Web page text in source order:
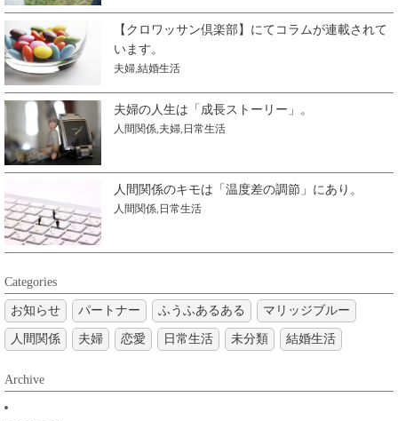
【クロワッサン倶楽部】にてコラムが連載されて
います。
夫婦,結婚生活
夫婦の人生は「成長ストーリー」。
人間関係,夫婦, 日常生活
人間関係のキモは「温度差の調節」にあり。
人間関係, 日常生活
Categories
お知らせ パートナー ふうふあるある マリッジブルー
人間関係 夫婦 恋愛 日常生活 未分類 結婚生活
Archive